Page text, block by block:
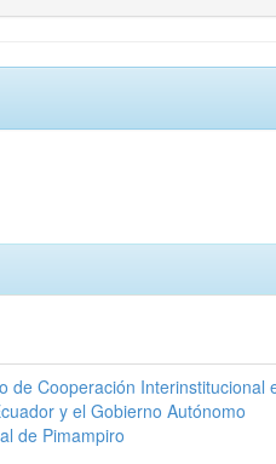
de Cooperación Interinstitucional
y el Gobierno Autónomo
de Pimampiro